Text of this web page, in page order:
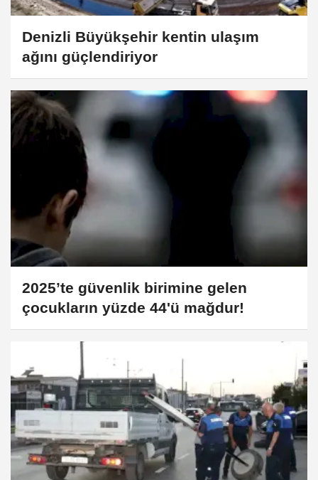
Denizli Büyükşehir kentin ulaşım
ağını güçlendiriyor
2025’te güvenlik birimine gelen
çocukların yüzde 44'ü mağdur!